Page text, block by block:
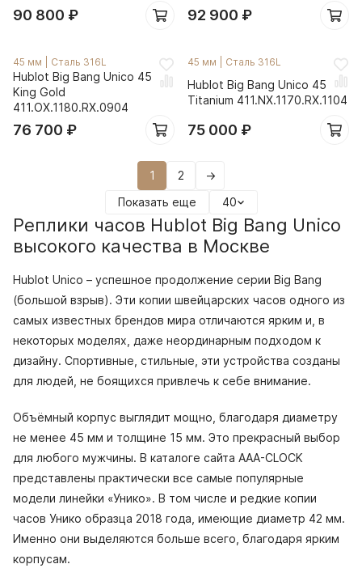
90 800 ₽ 92 900 ₽
45 мм Сталь 316L
Hublot Big Bang Unico 45
King Gold
411.OX.1180.RX.0904
76 700 ₽
45 мм Сталь 316L
Hublot Big Bang Unico 45
Titanium 411.NX.1170.RX.1104
75 000 ₽
1 2
→
Показать еще
40
Реплики часов Hublot Big Bang Unico
высокого качества в Москве
Hublot Unico – успешное продолжение серии Big Bang
(большой взрыв). Эти копии швейцарских часов одного из
самых известных брендов мира отличаются ярким и, в
некоторых моделях, даже неординарным подходом к
дизайну. Спортивные, стильные, эти устройства созданы
для людей, не боящихся привлечь к себе внимание.
Объёмный корпус выглядит мощно, благодаря диаметру
не менее 45 мм и толщине 15 мм. Это прекрасный выбор
для любого мужчины. В каталоге сайта AAA-CLOCK
представлены практически все самые популярные
модели линейки «Унико». В том числе и редкие копии
часов Унико образца 2018 года, имеющие диаметр 42 мм.
Именно они выделяются больше всего, благодаря ярким
корпусам.